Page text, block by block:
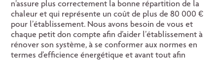
n’assure plus correctement la bonne répartition de la
chaleur et qui représente un coût de plus de 80 000 €
pour l’établissement. Nous avons besoin de vous et
chaque petit don compte afin d’aider l’établissement à
rénover son système, à se conformer aux normes en
termes d’efficience énergétique et avant tout afin